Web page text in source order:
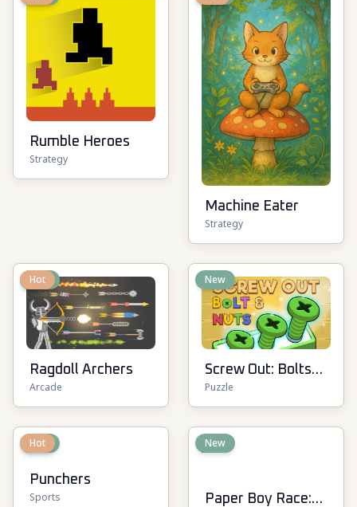
Rumble Heroes
Strategy
Machine Eater
Strategy
New
Hot
Ragdoll Archers
Arcade
New
Screw Out: Bolts
and Nuts
Puzzle
New
Hot
Punchers
Sports
New
Paper Boy Race: